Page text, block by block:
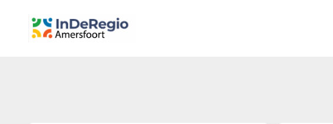
inderegioamersfoort.nl